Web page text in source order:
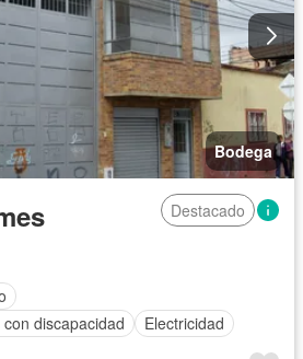
Bodega
Destacado
discapacidad
Electricidad